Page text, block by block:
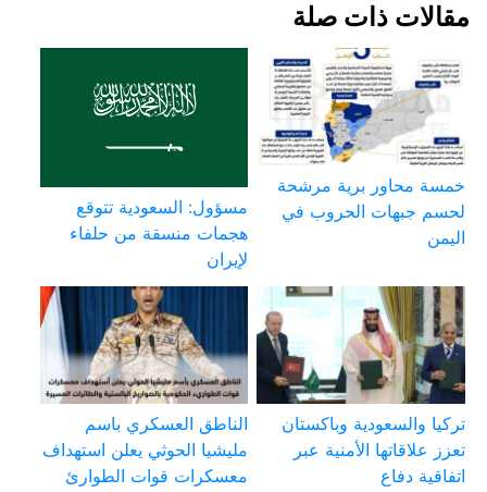
مقالات ذات صلة
خمسة محاور برية مرشحة
لحسم جبهات الحروب في
اليمن
مسؤول: السعودية تتوقع
هجمات منسقة من حلفاء
لإيران
تركيا والسعودية وباكستان
تعزز علاقاتها الأمنية عبر
اتفاقية دفاع
الناطق العسكري باسم
مليشيا الحوثي يعلن استهداف
معسكرات قوات الطوارئ